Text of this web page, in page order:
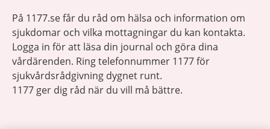
På 1177.se får du råd om hälsa och information om
sjukdomar och vilka mottagningar du kan kontakta.
Logga in för att läsa din journal och göra dina
vårdärenden. Ring telefonnummer 1177 för
sjukvårdsrådgivning dygnet runt.
1177 ger dig råd när du vill må bättre.